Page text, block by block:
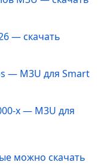
— скачать
— M3U для Smart
х — M3U для
можно скачать